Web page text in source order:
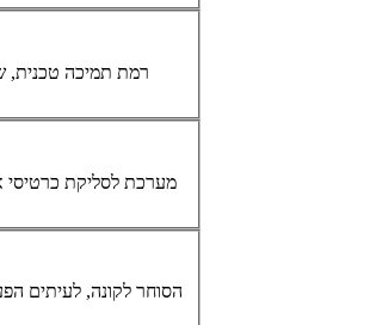
... רמת תמיכה טכנית,
... מערכת לסליקת
... הסוחר לקונה, לעיתים הפעילות תכלול מיכרזים, מנגנוני שירות לקוחות, מועדני לקוחות אלקטרוניים ועוד. פעילות עיסקית בזמן אמת תלווה במערכות לסליקת